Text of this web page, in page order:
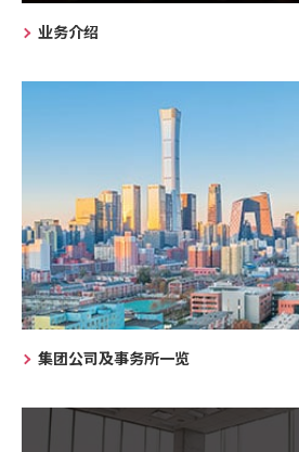
业务介绍
集团公司及事务所一览